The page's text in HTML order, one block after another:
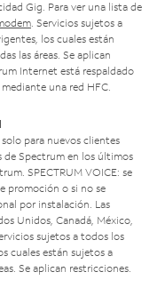
Gig. Para ver una lista de
. Servicios sujetos a
los cuales están
las áreas. Se aplican
Internet está respaldado
una red HFC.
para nuevos clientes
de Spectrum en los últimos
SPECTRUM VOICE: se
promoción o si no se
por instalación. Las
Unidos, Canadá, México,
sujetos a todos los
cuales están sujetos a
Se aplican restricciones.